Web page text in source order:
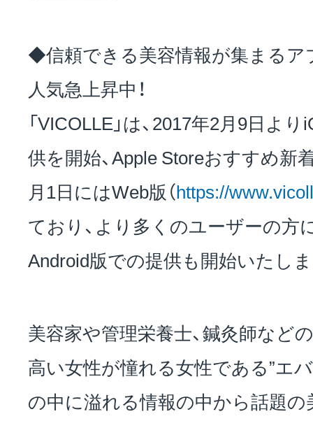
アクセス
◆信頼できる美容情報が集まるア
人気急上昇中！
「VICOLLE」は、2017年2月9日よ
供を開始、Apple Storeおすすめ新
月1日にはWeb版（https://
ており、より多くのユーザーの方
Android版での提供も開始いたし
美容家や管理栄養士、鍼灸師など
高い女性が憧れる女性である”エ
の中に溢れる情報の中から話題